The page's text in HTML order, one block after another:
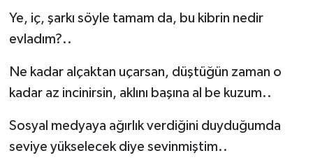
Ye, iç, şarkı söyle tamam da, bu kibrin nedir
evladım?..
Ne kadar alçaktan uçarsan, düştüğün zaman o
kadar az incinirsin, aklını başına al be kuzum..
Sosyal medyaya ağırlık verdiğini duyduğumda
seviye yükselecek diye sevinmiştim..